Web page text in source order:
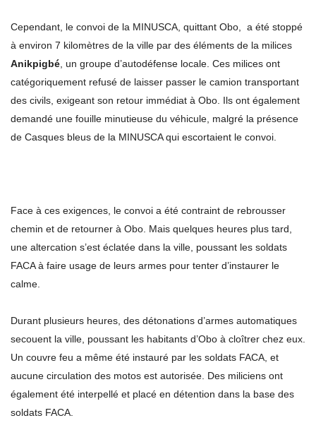
Cependant, le convoi de la MINUSCA, quittant Obo, a été stoppé
à environ 7 kilomètres de la ville par des éléments de la milices
Anikpigbé, un groupe d’autodéfense locale. Ces milices ont
catégoriquement refusé de laisser passer le camion transportant
des civils, exigeant son retour immédiat à Obo. Ils ont également
demandé une fouille minutieuse du véhicule, malgré la présence
de Casques bleus de la MINUSCA qui escortaient le convoi.
Face à ces exigences, le convoi a été contraint de rebrousser
chemin et de retourner à Obo. Mais quelques heures plus tard,
une altercation s’est éclatée dans la ville, poussant les soldats
FACA à faire usage de leurs armes pour tenter d’instaurer le
calme.
Durant plusieurs heures, des détonations d’armes automatiques
secouent la ville, poussant les habitants d’Obo à cloîtrer chez eux.
Un couvre feu a même été instauré par les soldats FACA, et
aucune circulation des motos est autorisée. Des miliciens ont
également été interpellé et placé en détention dans la base des
soldats FACA.